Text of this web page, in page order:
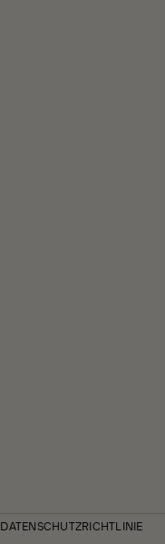
DATENSCHUTZRICHTLINIE